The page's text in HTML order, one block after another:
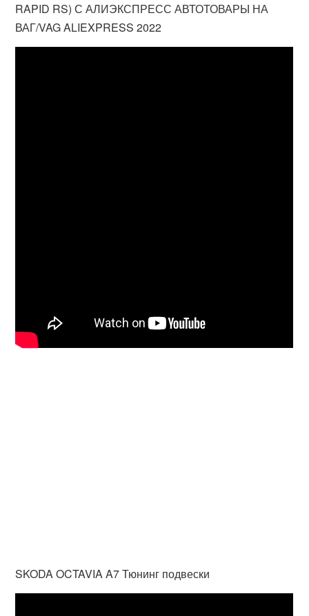
RAPID RS) С АЛИЭКСПРЕСС АВТОТОВАРЫ НА
ВАГ/VAG ALIEXPRESS 2022
SKODA OCTAVIA A7 Тюнинг подвески